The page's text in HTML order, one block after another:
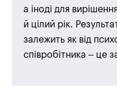
а іноді для
й цілий рік.
залежить як від
співробітника – це